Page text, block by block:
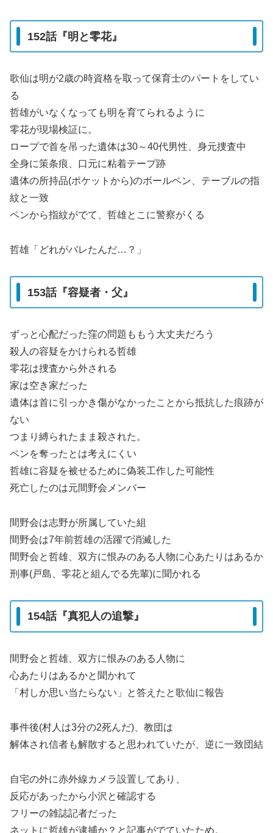
152話『明と零花』
歌仙は明が2歳の時資格を取って保育士のパートをしてい
る
哲雄がいなくなっても明を育てられるように
零花が現場検証に。
ロープで首を吊った遺体は30～40代男性、身元捜査中
全身に策条痕、口元に粘着テープ跡
遺体の所持品(ポケットから)のボールペン、テーブルの指
紋と一致
ペンから指紋がでて、哲雄とこに警察がくる
哲雄「どれがバレたんだ…？」
153話『容疑者・父』
ずっと心配だった窪の問題ももう大丈夫だろう
殺人の容疑をかけられる哲雄
零花は捜査から外される
家は空き家だった
遺体は首に引っかき傷がなかったことから抵抗した痕跡が
ない
つまり縛られたまま殺された。
ペンを奪ったとは考えにくい
哲雄に容疑を被せるために偽装工作した可能性
死亡したのは元間野会メンバー
間野会は志野が所属していた組
間野会は7年前哲雄の活躍で消滅した
間野会と哲雄、双方に恨みのある人物に心あたりはあるか
刑事(戸島、零花と組んでる先輩)に聞かれる
154話『真犯人の追撃』
間野会と哲雄、双方に恨みのある人物に
心あたりはあるかと聞かれて
「村しか思い当たらない」と答えたと歌仙に報告
事件後(村人は3分の2死んだ)、教団は
解体され信者も解散すると思われていたが、逆に一致団結
自宅の外に赤外線カメラ設置してあり、
反応があったから小沢と確認する
フリーの雑誌記者だった
ネットに哲雄が逮捕か？と記事がでていたため。